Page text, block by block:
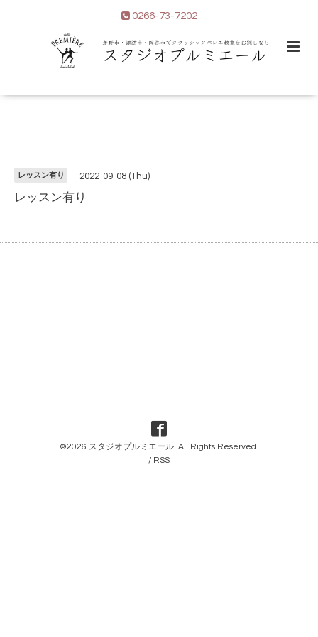
0266-73-7202
レッスン有り 2022-09-08 (Thu)
レッスン有り
©2026 スタジオプルミエール. All Rights Reserved.
/ RSS